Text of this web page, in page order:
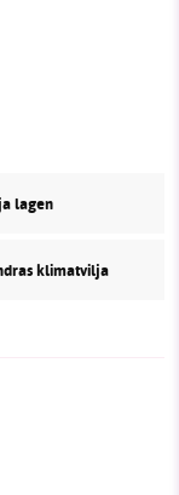
lagen
klimatvilja